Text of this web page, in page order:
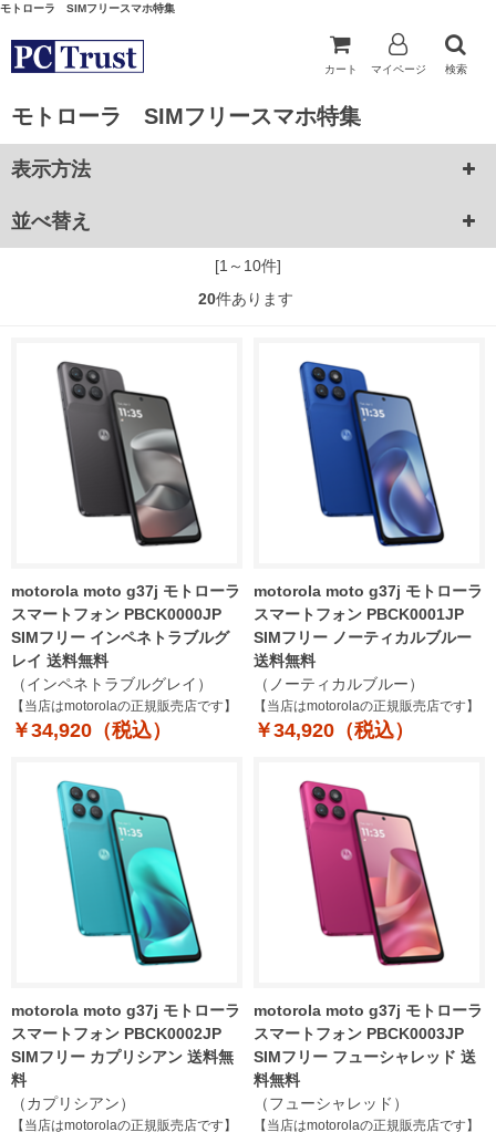
モトローラ SIMフリースマホ特集
カート マイページ 検索
モトローラ SIMフリースマホ特集
表示方法
並べ替え
[1～10件]
20件あります
motorola moto g37j モトローラ
スマートフォン PBCK0000JP
SIMフリー インペネトラブルグ
レイ 送料無料
（インペネトラブルグレイ）
【当店はmotorolaの正規販売店です】
￥34,920（税込）
motorola moto g37j モトローラ
スマートフォン PBCK0001JP
SIMフリー ノーティカルブルー
送料無料
（ノーティカルブルー）
【当店はmotorolaの正規販売店です】
￥34,920（税込）
motorola moto g37j モトローラ
スマートフォン PBCK0002JP
SIMフリー カプリシアン 送料無
料
（カプリシアン）
【当店はmotorolaの正規販売店です】
motorola moto g37j モトローラ
スマートフォン PBCK0003JP
SIMフリー フューシャレッド 送
料無料
（フューシャレッド）
【当店はmotorolaの正規販売店です】